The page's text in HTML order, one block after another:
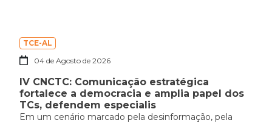
TCE-AL
04 de Agosto de 2026
IV CNCTC: Comunicação estratégica
fortalece a democracia e amplia papel dos
TCs, defendem especialis
Em um cenário marcado pela desinformação, pela